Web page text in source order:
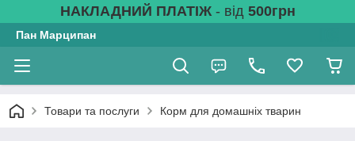
НАКЛАДНИЙ ПЛАТІЖ- від 500грн
Пан Марципан
Товари та послуги Корм для домашніх тварин